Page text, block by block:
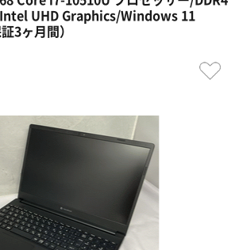
UHD Graphics/Windows 11
3ヶ月間）